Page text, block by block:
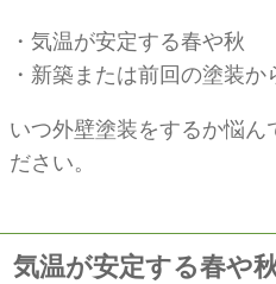
・気温が安定する春や秋
・新築または前回の塗装
いつ外壁塗装をするか悩ん
ださい。
気温が安定する春や